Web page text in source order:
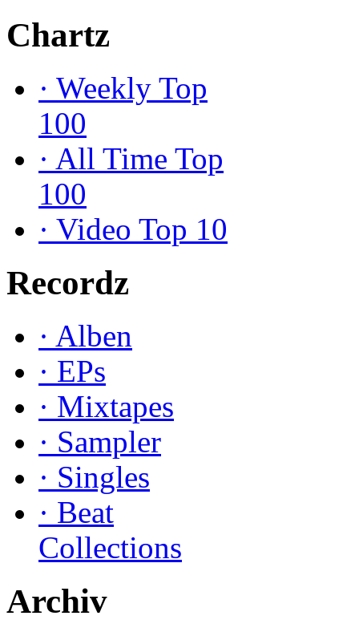
Chartz
· Weekly Top
100
· All Time Top
100
· Video Top 10
Recordz
· Alben
· EPs
· Mixtapes
· Sampler
· Singles
· Beat
Collections
Archiv